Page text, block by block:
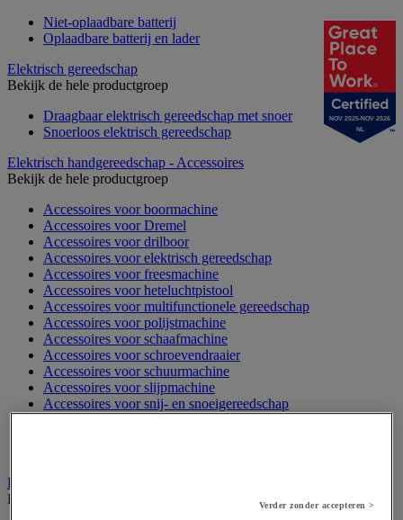
Niet-oplaadbare batterij
Oplaadbare batterij en lader
Elektrisch gereedschap
Bekijk de hele productgroep
Draagbaar elektrisch gereedschap met snoer
Snoerloos elektrisch gereedschap
Elektrisch handgereedschap - Accessoires
Bekijk de hele productgroep
Accessoires voor boormachine
Accessoires voor Dremel
Accessoires voor drilboor
Accessoires voor elektrisch gereedschap
Accessoires voor freesmachine
Accessoires voor heteluchtpistool
Accessoires voor multifunctionele gereedschap
Accessoires voor polijstmachine
Accessoires voor schaafmachine
Accessoires voor schroevendraaier
Accessoires voor schuurmachine
Accessoires voor slijpmachine
Accessoires voor snij- en snoeigereedschap
Accessoires voor snij-schuurmachine
Elektrische toebehoren en verlichting
Bekijk de hele productgroep
NOV 2025-NOV 2026
NL
Verder zonder accepteren >